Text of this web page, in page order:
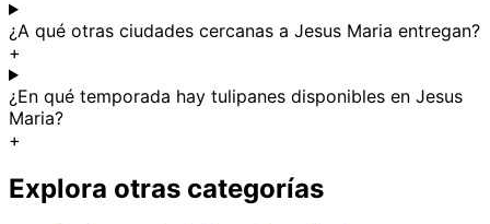
¿A qué otras ciudades cercanas a Jesus Maria entregan?
+
¿En qué temporada hay tulipanes disponibles en Jesus
Maria?
+
Explora otras categorías